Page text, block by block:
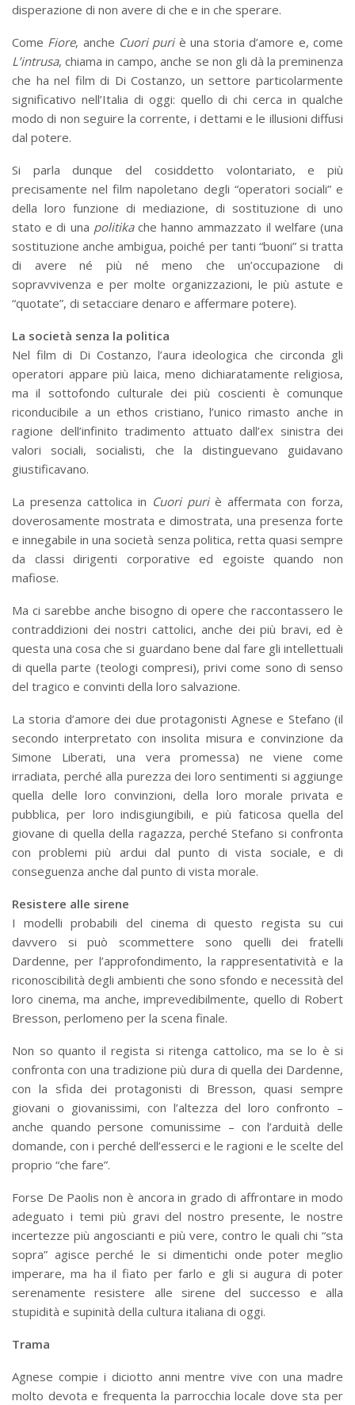
disperazione di non avere di che e in che sperare.
Come Fiore, anche Cuori puriè una storia d’amore e, come
L’intrusa, chiama in campo, anche se non gli dà la preminenza
che ha nel film di Di Costanzo, un settore particolarmente
significativo nell’Italia di oggi: quello di chi cerca in qualche
modo di non seguire la corrente, i dettami e le illusioni diffusi
dal potere.
Si parla dunque del cosiddetto volontariato, e più
precisamente nel film napoletano degli “operatori sociali” e
della loro funzione di mediazione, di sostituzione di uno
stato e di una politikache hanno ammazzato il welfare (una
sostituzione anche ambigua, poiché per tanti “buoni” si tratta
di avere né più né meno che un’occupazione di
sopravvivenza e per molte organizzazioni, le più astute e
“quotate”, di setacciare denaro e affermare potere).
La società senza la politica
Nel film di Di Costanzo, l’aura ideologica che circonda gli
operatori appare più laica, meno dichiaratamente religiosa,
ma il sottofondo culturale dei più coscienti è comunque
riconducibile a un ethos cristiano, l’unico rimasto anche in
ragione dell’infinito tradimento attuato dall’ex sinistra dei
valori sociali, socialisti, che la distinguevano guidavano
giustificavano.
La presenza cattolica in Cuori puriè affermata con forza,
doverosamente mostrata e dimostrata, una presenza forte
e innegabile in una società senza politica, retta quasi sempre
da classi dirigenti corporative ed egoiste quando non
mafiose.
Ma ci sarebbe anche bisogno di opere che raccontassero le
contraddizioni dei nostri cattolici, anche dei più bravi, ed è
questa una cosa che si guardano bene dal fare gli intellettuali
di quella parte (teologi compresi), privi come sono di senso
del tragico e convinti della loro salvazione.
La storia d’amore dei due protagonisti Agnese e Stefano (il
secondo interpretato con insolita misura e convinzione da
Simone Liberati, una vera promessa) ne viene come
irradiata, perché alla purezza dei loro sentimenti si aggiunge
quella delle loro convinzioni, della loro morale privata e
pubblica, per loro indisgiungibili, e più faticosa quella del
giovane di quella della ragazza, perché Stefano si confronta
con problemi più ardui dal punto di vista sociale, e di
conseguenza anche dal punto di vista morale.
Resistere alle sirene
I modelli probabili del cinema di questo regista su cui
davvero si può scommettere sono quelli dei fratelli
Dardenne, per l’approfondimento, la rappresentatività e la
riconoscibilità degli ambienti che sono sfondo e necessità del
loro cinema, ma anche, imprevedibilmente, quello di Robert
Bresson, perlomeno per la scena finale.
Non so quanto il regista si ritenga cattolico, ma se lo è si
confronta con una tradizione più dura di quella dei Dardenne,
con la sfida dei protagonisti di Bresson, quasi sempre
giovani o giovanissimi, con l’altezza del loro confronto –
anche quando persone comunissime – con l’arduità delle
domande, con i perché dell’esserci e le ragioni e le scelte del
proprio “che fare”.
Forse De Paolis non è ancora in grado di affrontare in modo
adeguato i temi più gravi del nostro presente, le nostre
incertezze più angoscianti e più vere, contro le quali chi “sta
sopra” agisce perché le si dimentichi onde poter meglio
imperare, ma ha il fiato per farlo e gli si augura di poter
serenamente resistere alle sirene del successo e alla
stupidità e supinità della cultura italiana di oggi.
Trama
Agnese compie i diciotto anni mentre vive con una madre
molto devota e frequenta la parrocchia locale dove sta per